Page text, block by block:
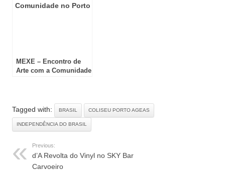
MEXE – Encontro de
Arte com a Comunidade
Tagged with: BRASIL COLISEU PORTO AGEAS
INDEPENDÊNCIA DO BRASIL
Previous:
d’A Revolta do Vinyl no SKY Bar
Carvoeiro